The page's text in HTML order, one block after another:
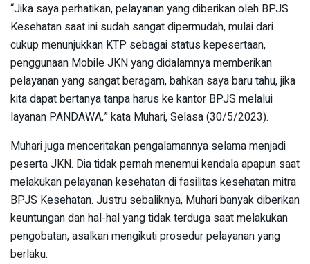
“Jika saya perhatikan, pelayanan yang diberikan oleh BPJS
Kesehatan saat ini sudah sangat dipermudah, mulai dari
cukup menunjukkan KTP sebagai status kepesertaan,
penggunaan Mobile JKN yang didalamnya memberikan
pelayanan yang sangat beragam, bahkan saya baru tahu, jika
kita dapat bertanya tanpa harus ke kantor BPJS melalui
layanan PANDAWA,” kata Muhari, Selasa (30/5/2023).
Muhari juga menceritakan pengalamannya selama menjadi
peserta JKN. Dia tidak pernah menemui kendala apapun saat
melakukan pelayanan kesehatan di fasilitas kesehatan mitra
BPJS Kesehatan. Justru sebaliknya, Muhari banyak diberikan
keuntungan dan hal-hal yang tidak terduga saat melakukan
pengobatan, asalkan mengikuti prosedur pelayanan yang
berlaku.